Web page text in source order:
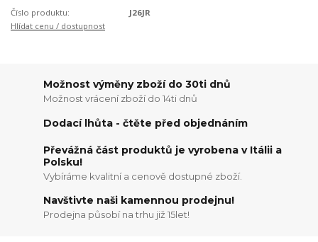
Číslo produktu:
J26JR
Hlídat cenu / dostupnost
Možnost výměny zboží do 30ti dnů
Možnost vrácení zboží do 14ti dnů
Dodací lhůta - čtěte před objednáním
Převážná část produktů je vyrobena v Itálii a
Polsku!
Vybíráme kvalitní a cenově dostupné zboží.
Navštivte naši kamennou prodejnu!
Prodejna působí na trhu již 15let!